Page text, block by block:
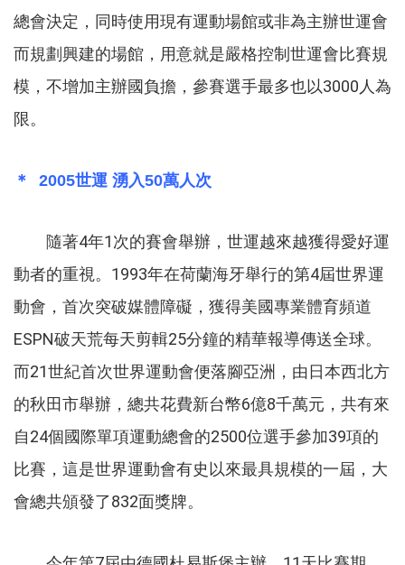
總會決定，同時使用現有運動場館或非為主辦世運會
而規劃興建的場館，用意就是嚴格控制世運會比賽規
模，不增加主辦國負擔，參賽選手最多也以3000人為
限。
＊ 2005世運 湧入50萬人次
隨著4年1次的賽會舉辦，世運越來越獲得愛好運
動者的重視。1993年在荷蘭海牙舉行的第4屆世界運
動會，首次突破媒體障礙，獲得美國專業體育頻道
ESPN破天荒每天剪輯25分鐘的精華報導傳送全球。
而21世紀首次世界運動會便落腳亞洲，由日本西北方
的秋田市舉辦，總共花費新台幣6億8千萬元，共有來
自24個國際單項運動總會的2500位選手參加39項的
比賽，這是世界運動會有史以來最具規模的一屆，大
會總共頒發了832面獎牌。